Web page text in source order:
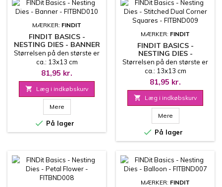
MÆRKER: FINDIT
FINDIT BASICS -
NESTING DIES - BANNER
- FITBND010
Størrelsen på den største er
ca.: 13x13 cm
81,95 kr.
 Læg i indkøbskurv
Mere
 På lager
MÆRKER: FINDIT
FINDIT BASICS -
NESTING DIES -
STITCHED DUAL CORNER
SQUARES - FITBND009
Størrelsen på den største er
ca.: 13x13 cm
81,95 kr.
 Læg i indkøbskurv
Mere
 På lager
MÆRKER: FINDIT